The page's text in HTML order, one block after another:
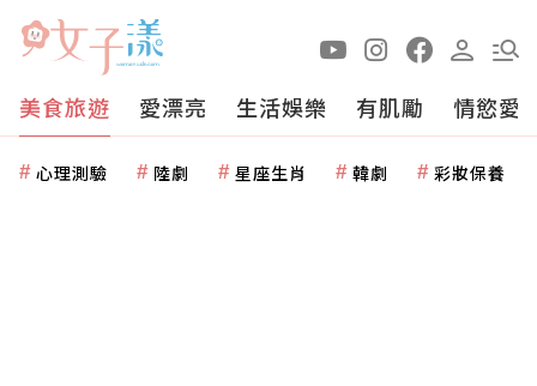
美食旅遊 愛漂亮 生活娛樂 有肌勵 情慾愛
心理測驗 陸劇 星座生肖 韓劇 彩妝保養